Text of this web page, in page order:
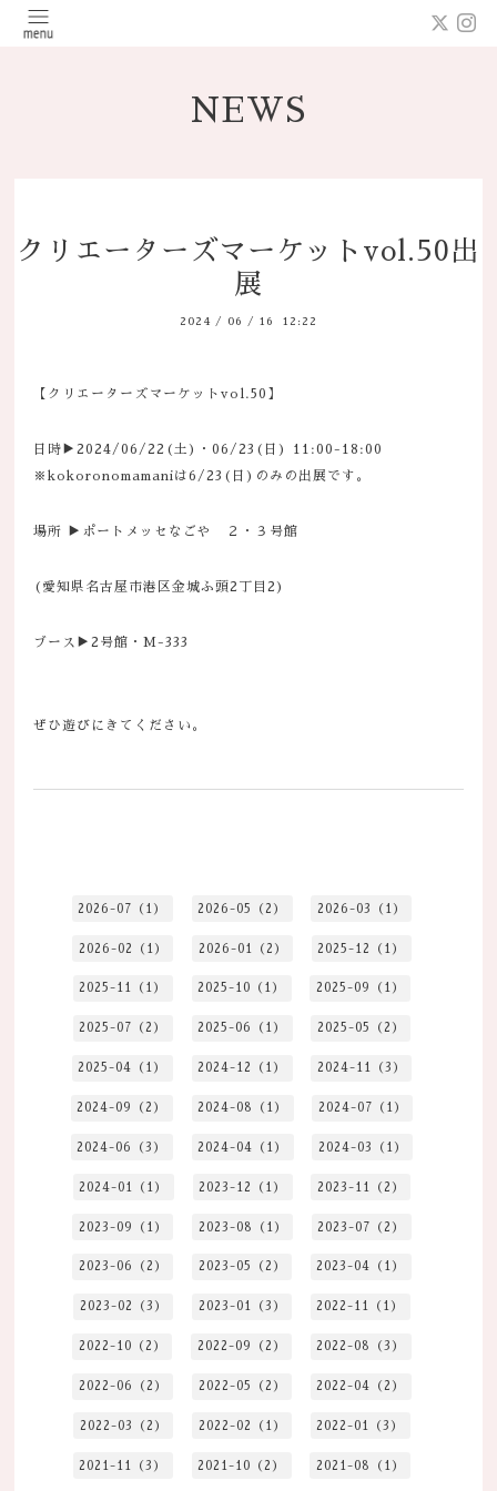
NEWS
クリエーターズマーケットvol.50出
展
2024 / 06 / 16 12:22
【クリエーターズマーケットvol.50】
日時▶2024/06/22(土)・06/23(日) 11:00-18:00
※kokoronomamaniは6/23(日)のみの出展です。
場所 ▶ポートメッセなごや ２・３号館
(愛知県名古屋市港区金城ふ頭2丁目2)
ブース▶2号館・M-333
ぜひ遊びにきてください。
2026-07（1） 2026-05（2） 2026-03（1）
2026-02（1） 2026-01（2） 2025-12（1）
2025-11（1） 2025-10（1） 2025-09（1）
2025-07（2） 2025-06（1） 2025-05（2）
2025-04（1） 2024-12（1） 2024-11（3）
2024-09（2） 2024-08（1） 2024-07（1）
2024-06（3） 2024-04（1） 2024-03（1）
2024-01（1） 2023-12（1） 2023-11（2）
2023-09（1） 2023-08（1） 2023-07（2）
2023-06（2） 2023-05（2） 2023-04（1）
2023-02（3） 2023-01（3） 2022-11（1）
2022-10（2） 2022-09（2） 2022-08（3）
2022-06（2） 2022-05（2） 2022-04（2）
2022-03（2） 2022-02（1） 2022-01（3）
2021-11（3） 2021-10（2） 2021-08（1）